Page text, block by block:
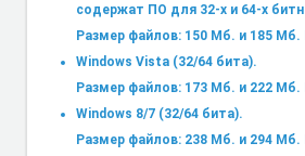
содержат ПО для 32-х и 64-х
Размер файлов: 150 Мб. и 185 Мб.
Windows Vista (32/64 бита).
Размер файлов: 173 Мб. и 222 Мб.
Windows 8/7 (32/64 бита).
Размер файлов: 238 Мб. и 294 Мб.